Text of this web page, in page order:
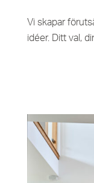
Vi skapar
idéer. Ditt val,